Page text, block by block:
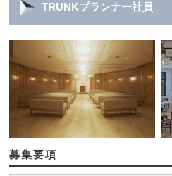
TRUNKプランナー社員
募集要項